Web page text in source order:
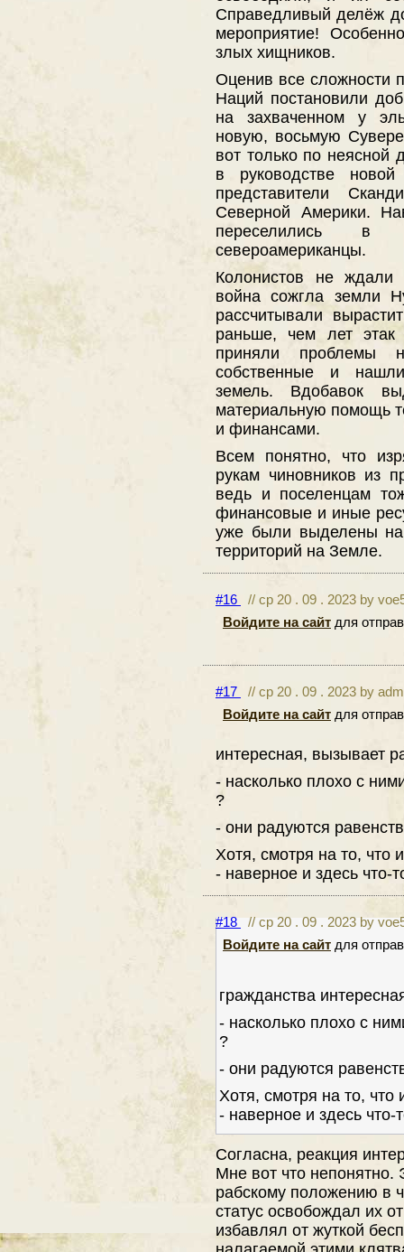
Справедливый делёж
мероприятие!
злых хищников.
Оценив все сложности
Наций постановили
на захваченном у
новую, восьмую
вот только по
в руководстве
представители
Северной Америки.
переселились в
североамериканцы.
Колонистов не ждали
война сожгла земли
рассчитывали
раньше, чем лет
приняли проблемы
собственные и
земель. Вдобавок
материальную помощь
и финансами.
Всем понятно, что
рукам чиновников из
ведь и поселенцам
финансовые и иные
уже были выделены на
территорий на Земле.
#16
// ср 20 . 09 . 2023 by
Войдите на сайт для
#17
// ср 20 . 09 . 2023 by
Войдите на сайт для
интересная, вызывает
- насколько плохо с
?
- они радуются
Хотя, смотря на то, что
- наверное и здесь что-
#18// ср 20 . 09 . 2023 by
Войдите на сайт для
гражданства
- насколько плохо с
?
- они радуются
Хотя, смотря на то, что
- наверное и здесь
Согласна, реакция
Мне вот что
рабскому положению в
статус освобождал их
избавлял от жуткой